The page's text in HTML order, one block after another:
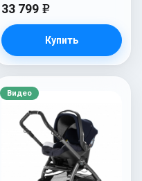
33 799 e
Купить
Видео